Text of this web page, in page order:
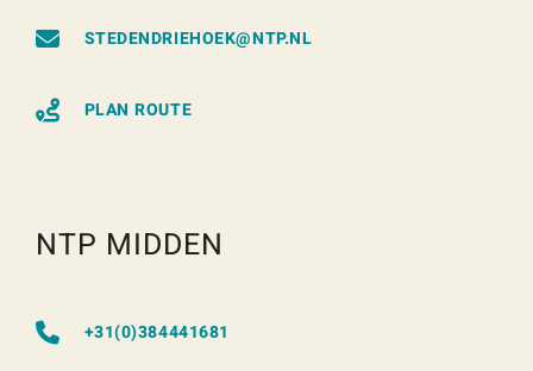
STEDENDRIEHOEK@NTP.NL
PLAN ROUTE
NTP MIDDEN
+31(0)384441681